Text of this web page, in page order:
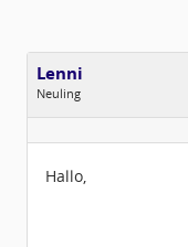
Lenni
Neuling
Geschlecht:
keine
Dabei seit:
07 / 2007
Hallo,